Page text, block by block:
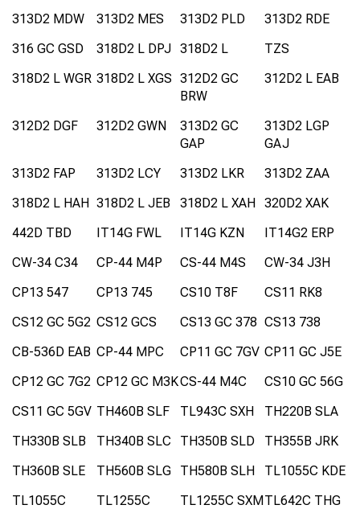
313D2 MDW 313D2 MES 313D2 PLD
313D2 RDE
316 GC GSD
318D2 L DPJ 318D2 L
TZS
318D2 L WGR 318D2 L XGS 312D2 GC
BRW
312D2 L EAB
312D2 DGF 312D2 GWN
313D2 GC
GAP
313D2 LGP
GAJ
313D2 FAP
313D2 LCY 313D2 LKR
313D2 ZAA
318D2 L HAH 318D2 L JEB 318D2 L XAH 320D2 XAK
442D TBD
IT14G FWL IT14G KZN
IT14G2 ERP
CW-34 C34
CP-44 M4P CS-44 M4S
CW-34 J3H
CP13 547
CP13 745 CS10 T8F
CS11 RK8
CS12 GC 5G2 CS12 GCS CS13 GC 378 CS13 738
CB-536D EAB CP-44 MPC CP11 GC 7GV CP11 GC J5E
CP12 GC 7G2 CP12 GC M3KCS-44 M4C
CS10 GC 56G
CS11 GC 5GV TH460B SLF TL943C SXH
TH220B SLA
TH330B SLB
TH340B SLC TH350B SLD
TH355B JRK
TH360B SLE
TH560B SLG TH580B SLH
TL1055C KDE
TL1055C
TL1255C
TL1255C SXMTL642C THG